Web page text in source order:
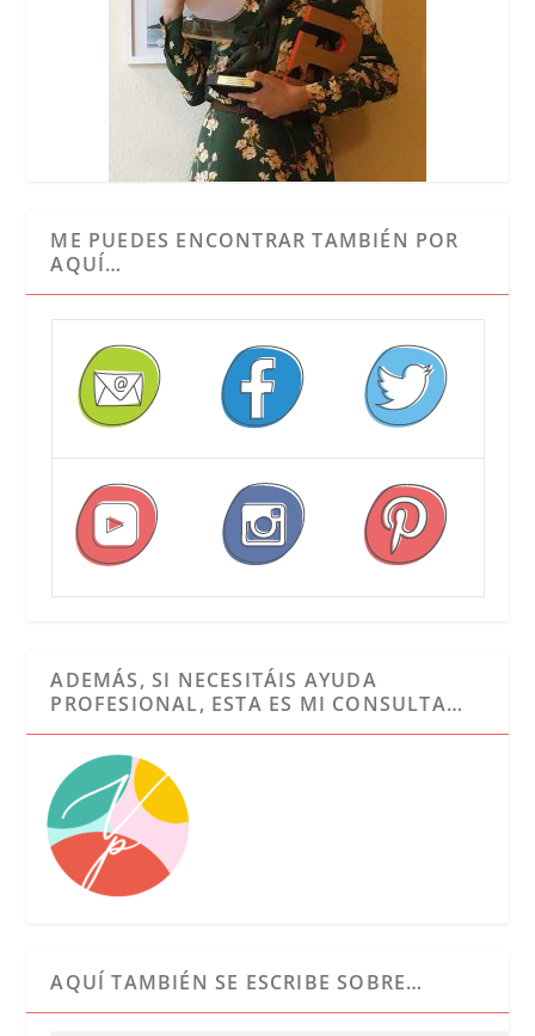
ME PUEDES ENCONTRAR TAMBIÉN POR
AQUÍ…
ADEMÁS, SI NECESITÁIS AYUDA
PROFESIONAL, ESTA ES MI CONSULTA…
AQUÍ TAMBIÉN SE ESCRIBE SOBRE…